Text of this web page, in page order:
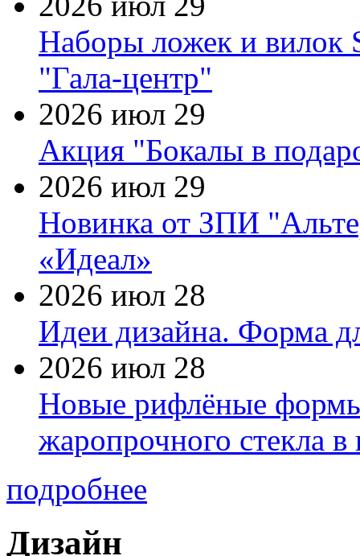
Наборы ложек и вилок
"Гала-центр"
2026 июл 29
Акция "Бокалы в
2026 июл 29
Новинка от ЗПИ
«Идеал»
2026 июл 28
Идеи дизайна. Форма
2026 июл 28
Новые рифлёные формы
жаропрочного стекла
подробнее
Дизайн